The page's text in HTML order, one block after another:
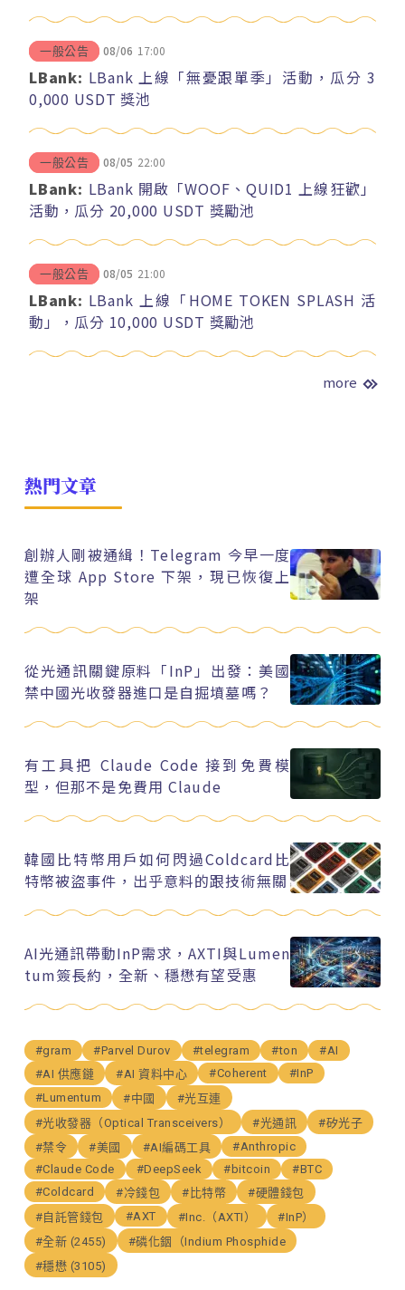
一般公告 08/06 17:00
LBank: LBank 上線「無憂跟單季」活動，瓜分 3
0,000 USDT 獎池
一般公告 08/05 22:00
LBank: LBank 開啟「WOOF、QUID1 上線狂歡」
活動，瓜分 20,000 USDT 獎勵池
一般公告 08/05 21:00
LBank: LBank 上線「HOME TOKEN SPLASH 活
動」，瓜分 10,000 USDT 獎勵池
more
熱門文章
創辦人剛被通緝！Telegram 今早一度
遭全球 App Store 下架，現已恢復上
架
從光通訊關鍵原料「InP」出發：美國
禁中國光收發器進口是自掘墳墓嗎？
有工具把 Claude Code 接到免費模
型，但那不是免費用 Claude
韓國比特幣用戶如何閃過Coldcard比
特幣被盜事件，出乎意料的跟技術無關
AI光通訊帶動InP需求，AXTI與Lumen
tum簽長約，全新、穩懋有望受惠
#gram #Parvel Durov #telegram #ton
#AI
#AI 供應鏈
#AI 資料中心 #Coherent
#InP
#Lumentum
#中國
#光互連
#光收發器（Optical Transceivers）
#光通訊
#矽光子
#禁令
#美國 #AI編碼工具
#Anthropic
#Claude Code
#DeepSeek #bitcoin
#BTC
#Coldcard
#冷錢包 #比特幣
#硬體錢包
#自託管錢包
#AXT #Inc.（AXTI）
#InP）
#全新 (2455)
#磷化銦（Indium Phosphide
#穩懋 (3105)